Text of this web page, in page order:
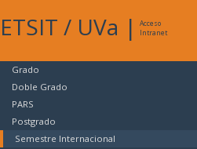
ETSIT / UVa |
Acceso
Intranet
Grado
Doble Grado
PARS
Postgrado
Semestre Internacional